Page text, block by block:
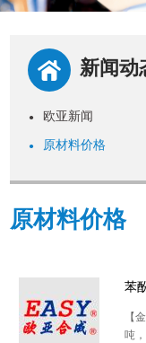
新闻动
● 欧亚新闻
● 原材料价格
原材料价格
苯
【
吨